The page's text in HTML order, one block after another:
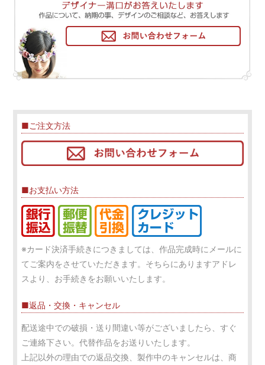
■ご注文方法
■お支払い方法
※カード決済手続きにつきましては、作品完成時にメールに
てご案内をさせていただきます。そちらにありますアドレ
スより、お手続きをお願いいたします。
■返品・交換・キャンセル
配送途中での破損・送り間違い等がございましたら、すぐ
ご連絡下さい。代替作品をお送りいたします。
上記以外の理由での返品交換、製作中のキャンセルは、商